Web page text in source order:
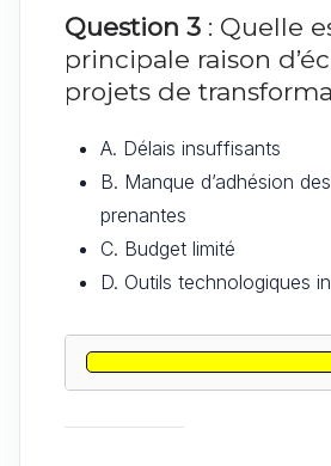
Question 3 : Quelle
principale raison
projets de
A. Délais insuffisants
B. Manque d’adhésion
prenantes
C. Budget limité
D. Outils technologiques